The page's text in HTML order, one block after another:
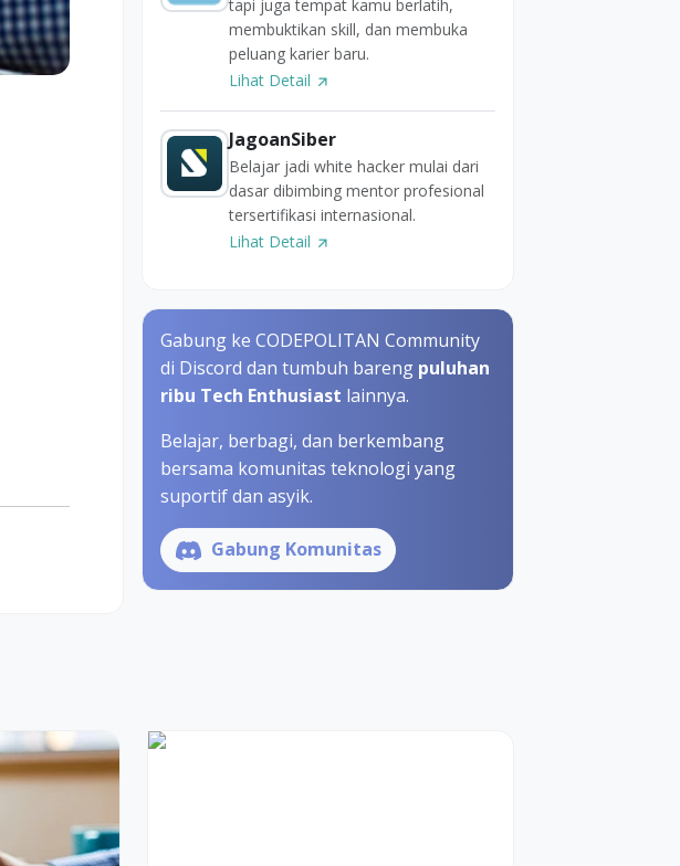
tapi juga tempat kamu berlatih,
membuktikan skill, dan membuka
peluang karier baru.
Lihat Detail
JagoanSiber
Belajar jadi white hacker mulai dari
dasar dibimbing mentor profesional
tersertifikasi internasional.
Lihat Detail
Gabung ke CODEPOLITAN Community
di Discord dan tumbuh bareng puluhan
ribu Tech Enthusiast lainnya.
Belajar, berbagi, dan berkembang
bersama komunitas teknologi yang
suportif dan asyik.
Gabung Komunitas